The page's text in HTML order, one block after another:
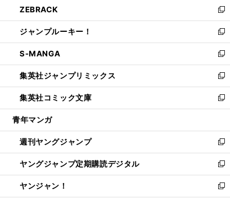
く
で
開
く
ド
ウ
で
開
く
ィ
ン
ド
ウ
で
開
く
い
ウ
ィ
ン
ド
ウ
で
開
く
ZEBRACK
新
し
い
ウ
ィ
ン
ド
ウ
で
開
ジャンプルーキー！
新
し
い
ウ
ィ
ン
ド
ウ
開
く
S-MANGA
新
し
い
ウ
ィ
ン
ウ
で
開
く
集英社ジャンプリミックス
新
し
い
ウ
ン
ド
ウ
で
開
く
集英社コミック文庫
新
し
ウ
ィ
ン
ド
ウ
で
開
青年マンガ
週刊ヤングジャンプ
新
し
い
ウ
ィ
ン
ヤングジャンプ定期購読デジタル
新
し
い
ウ
ヤンジャン！
新
し